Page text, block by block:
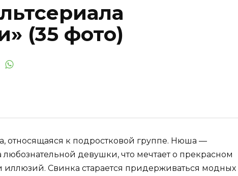
(35 фото)
относящаяся к подростковой группе. Нюша —
девушки, что мечтает о прекрасном
Свинка старается придерживаться модных